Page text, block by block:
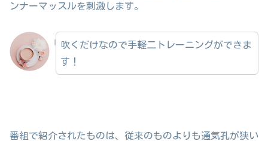
ンナーマッスルを刺激します。
吹くだけなので手軽二トレーニングができま
す！
番組で紹介されたものは、従来のものよりも通気孔が狭い